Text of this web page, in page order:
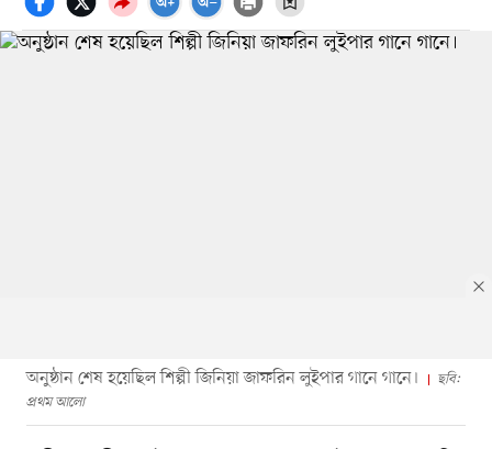
অনুষ্ঠান শেষ হয়েছিল শিল্পী জিনিয়া জাফরিন লুইপার গানে গানে।
ছবি:
প্রথম আলো